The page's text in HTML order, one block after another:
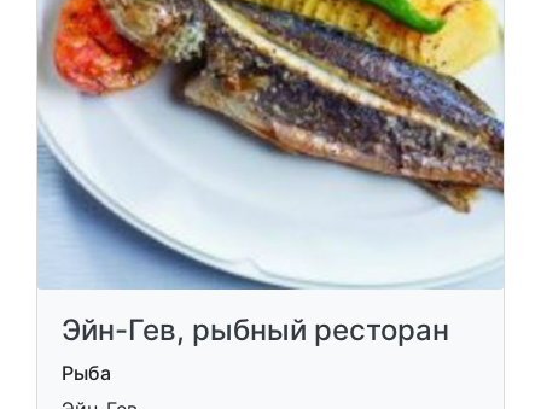
Эйн-Гев, рыбный ресторан
Рыба